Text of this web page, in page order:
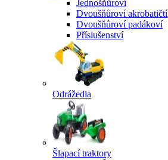
Jednošňůroví
Dvoušňůroví akrobatičtí
Dvoušňůroví padákoví
Příslušenství
Odrážedla
Šlapací traktory